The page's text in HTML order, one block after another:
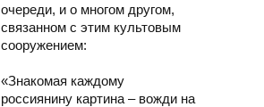
очереди, и о многом другом,
связанном с этим культовым
сооружением:
«Знакомая каждому
россиянину картина – вожди на